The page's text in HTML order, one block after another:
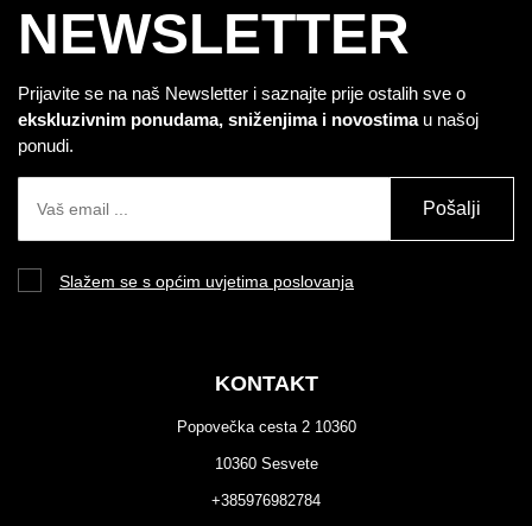
NEWSLETTER
Prijavite se na naš Newsletter i saznajte prije ostalih sve o
ekskluzivnim ponudama, sniženjima i novostimau našoj
ponudi.
Pošalji
Slažem se s općim uvjetima poslovanja
KONTAKT
Popovečka cesta 2 10360
10360 Sesvete
+385976982784